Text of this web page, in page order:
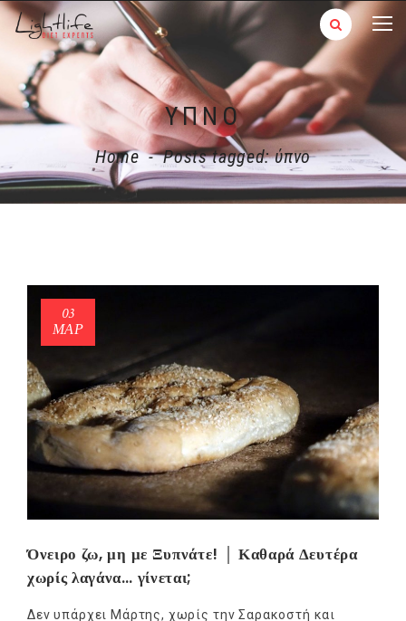
ΎΠΝΟ
Home - Posts tagged: ύπνο
03
ΜΑΡ
Όνειρο ζω, μη με Ξυπνάτε! │ Καθαρά Δευτέρα
χωρίς λαγάνα… γίνεται;
Δεν υπάρχει Μάρτης, χωρίς την Σαρακοστή και